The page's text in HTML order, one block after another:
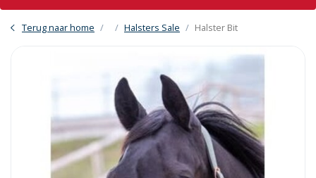
Terug naar home Halsters Sale Halster Bit